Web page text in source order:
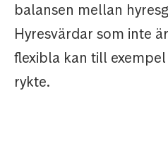
balansen mellan
Hyresvärdar som inte
flexibla kan till
rykte.